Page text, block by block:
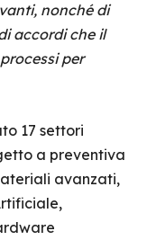
nonché di
accordi che il
per
17 settori
a preventiva
avanzati,